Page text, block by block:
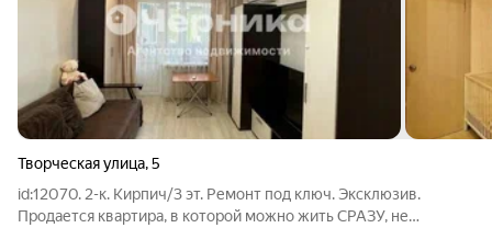
Творческая улица,5
id:12070. 2-к. Кирпич/3 эт. Ремонт под ключ. Эксклюзив.
Продается квартира, в которой можно жить СРАЗУ, не